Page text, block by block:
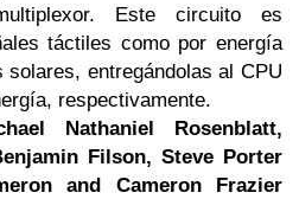
Este circuito es
táctiles como por energía
entregándolas al CPU
respectivamente.
Nathaniel Rosenblatt,
Filson, Steve Porter
and Cameron Frazier